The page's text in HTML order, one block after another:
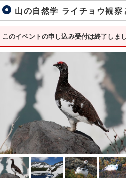
山の自然学 ライチョウ観
このイベントの申し込み受付は終了しま